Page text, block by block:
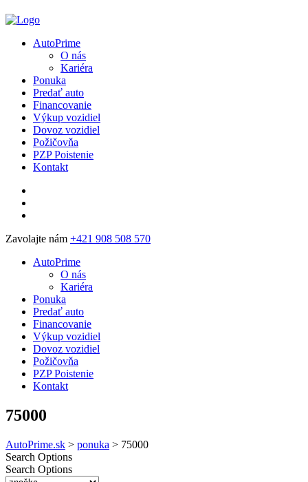
AutoPrime
O nás
Kariéra
Ponuka
Predať auto
Financovanie
Výkup vozidiel
Dovoz vozidiel
Požičovňa
PZP Poistenie
Kontakt
Zavolajte nám +421 908 508 570
AutoPrime
O nás
Kariéra
Ponuka
Predať auto
Financovanie
Výkup vozidiel
Dovoz vozidiel
Požičovňa
PZP Poistenie
Kontakt
75000
AutoPrime.sk > ponuka > 75000
Search Options
Search Options